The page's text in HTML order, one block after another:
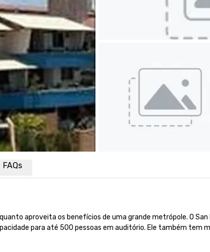
FAQs
aproveita os benefícios de uma grande metrópole. O
para até 500 pessoas em auditório. Ele também tem